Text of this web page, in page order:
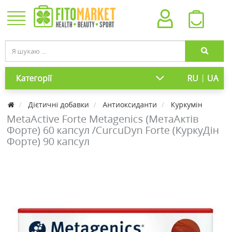
Категорії RU | UA
Дієтичні добавки Антиоксиданти Куркумін
MetaActive Forte Metagenics (МетаАктів
Форте) 60 капсул /CurcuDyn Forte (КуркуДін
Форте) 90 капсул